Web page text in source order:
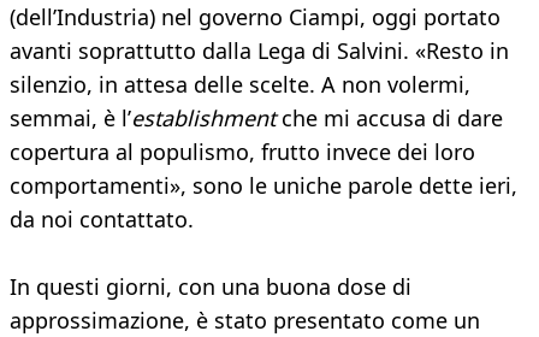
(dell’Industria) nel governo Ciampi, oggi portato
avanti soprattutto dalla Lega di Salvini. «Resto in
silenzio, in attesa delle scelte. A non volermi,
semmai, è l’establishmentche mi accusa di dare
copertura al populismo, frutto invece dei loro
comportamenti», sono le uniche parole dette ieri,
da noi contattato.
In questi giorni, con una buona dose di
approssimazione, è stato presentato come un